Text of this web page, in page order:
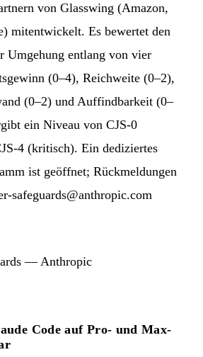
von Glasswing (Amazon,
mitentwickelt. Es bewertet den
Umgehung entlang von vier
(0–4), Reichweite (0–2),
(0–2) und Auffindbarkeit (0–
ein Niveau von CJS-0
4 (kritisch). Ein dediziertes
ist geöffnet; Rückmeldungen
safeguards@anthropic.com
— Anthropic
Code auf Pro- und Max-